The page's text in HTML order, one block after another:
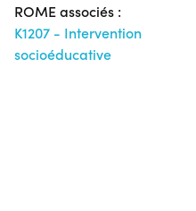
ROME associés :
K1207 - Intervention
socioéducative